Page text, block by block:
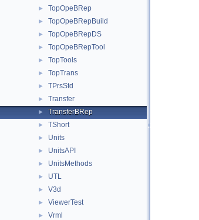
► TopOpeBRep
► TopOpeBRepBuild
► TopOpeBRepDS
► TopOpeBRepTool
► TopTools
► TopTrans
► TPrsStd
► Transfer
► TransferBRep
► TShort
► Units
► UnitsAPI
► UnitsMethods
► UTL
► V3d
► ViewerTest
► Vrml